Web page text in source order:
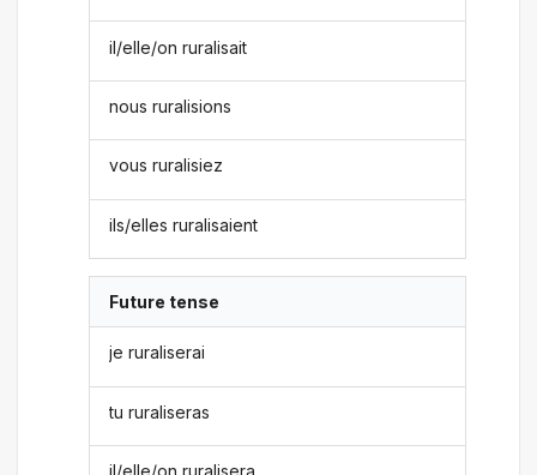
il/elle/on ruralisait
nous ruralisions
vous ruralisiez
ils/elles ruralisaient
Future tense
je ruraliserai
tu ruraliseras